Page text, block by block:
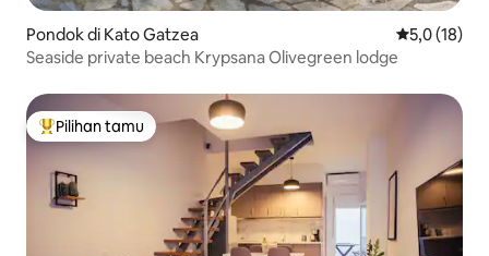
Pondok di Kato Gatzea Nilai rata-
5,0 (18)
Seaside private beach Krypsana Olivegreen lodge
Pilihan tamu terpopuler
Pilihan tamu